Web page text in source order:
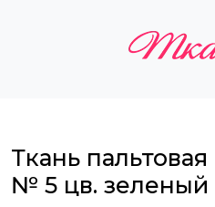
Ткань
№ 5 цв. зеленый